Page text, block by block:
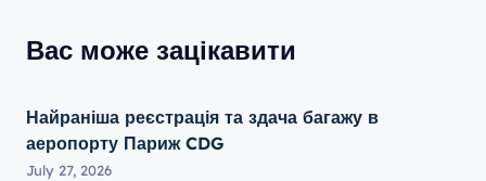
Вас може зацікавити
Найраніша реєстрація та здача багажу в
аеропорту Париж CDG
July 27, 2026